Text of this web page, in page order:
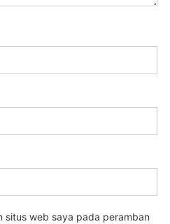
situs web saya pada peramban